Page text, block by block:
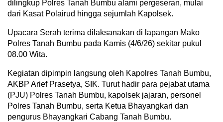
dilingkup Polres Tanah Bumbu alami pergeseran, mulai
dari Kasat Polairud hingga sejumlah Kapolsek.
Upacara Serah terima dilaksanakan di lapangan Mako
Polres Tanah Bumbu pada Kamis (4/6/26) sekitar pukul
08.00 Wita.
Kegiatan dipimpin langsung oleh Kapolres Tanah Bumbu,
AKBP Arief Prasetya, SIK. Turut hadir para pejabat utama
(PJU) Polres Tanah Bumbu, kapolsek jajaran, personel
Polres Tanah Bumbu, serta Ketua Bhayangkari dan
pengurus Bhayangkari Cabang Tanah Bumbu.